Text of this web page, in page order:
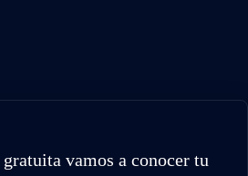
vamos a conocer tu